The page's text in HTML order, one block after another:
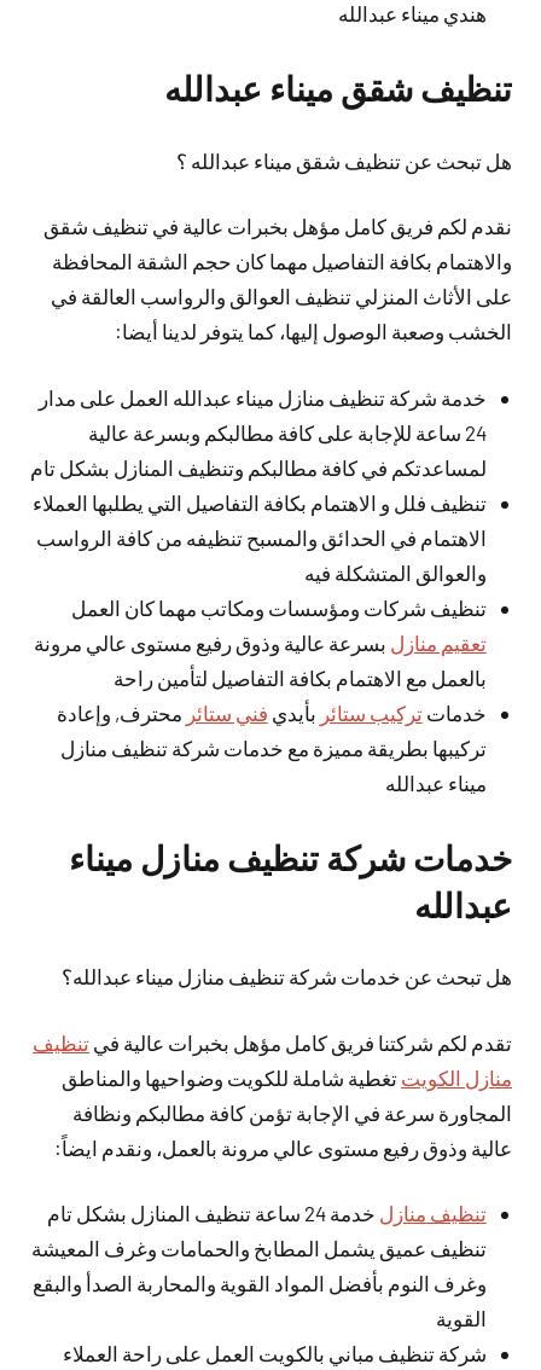
هندي ميناء عبدالله
تنظيف شقق ميناء عبدالله
هل تبحث عن تنظيف شقق ميناء عبدالله ؟
نقدم لكم فريق كامل مؤهل بخبرات عالية في تنظيف شقق
والاهتمام بكافة التفاصيل مهما كان حجم الشقة المحافظة
على الأثاث المنزلي تنظيف العوالق والرواسب العالقة في
الخشب وصعبة الوصول إليها، كما يتوفر لدينا أيضا:
خدمة شركة تنظيف منازل ميناء عبدالله العمل على مدار
24 ساعة للإجابة على كافة مطالبكم وبسرعة عالية
لمساعدتكم في كافة مطالبكم وتنظيف المنازل بشكل تام
تنظيف فلل و الاهتمام بكافة التفاصيل التي يطلبها العملاء
الاهتمام في الحدائق والمسبح تنظيفه من كافة الرواسب
والعوالق المتشكلة فيه
تنظيف شركات ومؤسسات ومكاتب مهما كان العمل
تعقيم منازل بسرعة عالية وذوق رفيع مستوى عالي مرونة
بالعمل مع الاهتمام بكافة التفاصيل لتأمين راحة
خدماتتركيب ستائر بأيدي فني ستائر محترف, وإعادة
تركيبها بطريقة مميزة مع خدمات شركة تنظيف منازل
ميناء عبدالله
خدمات شركة تنظيف منازل ميناء
عبدالله
هل تبحث عن خدمات شركة تنظيف منازل ميناء عبدالله؟
تقدم لكم شركتنا فريق كامل مؤهل بخبرات عالية في تنظيف
منازل الكويت تغطية شاملة للكويت وضواحيها والمناطق
المجاورة سرعة في الإجابة تؤمن كافة مطالبكم ونظافة
عالية وذوق رفيع مستوى عالي مرونة بالعمل، ونقدم ايضاً:
تنظيف منازل
خدمة 24 ساعة تنظيف المنازل بشكل تام
تنظيف عميق يشمل المطابخ والحمامات وغرف المعيشة
وغرف النوم بأفضل المواد القوية والمحاربة الصدأ والبقع
القوية
شركة تنظيف مباني بالكويت العمل على راحة العملاء